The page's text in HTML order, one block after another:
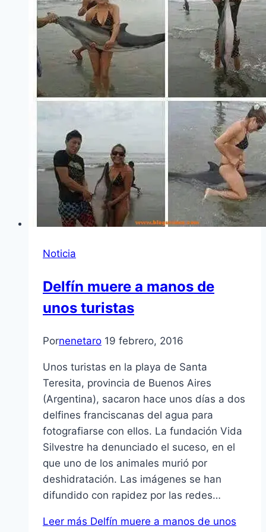
Noticia
Delfín muere a manos de
unos turistas
Pornenetaro 19 febrero, 2016
Unos turistas en la playa de Santa
Teresita, provincia de Buenos Aires
(Argentina), sacaron hace unos días a dos
delfines franciscanas del agua para
fotografiarse con ellos. La fundación Vida
Silvestre ha denunciado el suceso, en el
que uno de los animales murió por
deshidratación. Las imágenes se han
difundido con rapidez por las redes…
Leer más Delfín muere a manos de unos